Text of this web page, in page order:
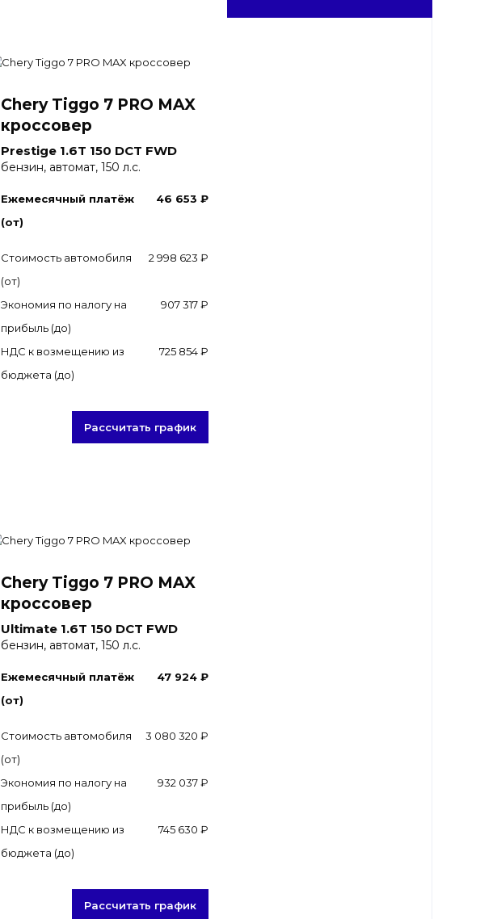
Chery Tiggo 7 PRO MAX
кроссовер
Prestige 1.6T 150 DCT FWD
бензин, автомат, 150 л.с.
Ежемесячный платёж
(от)
46 653 ₽
Стоимость автомобиля
(от)
2 998 623 ₽
Экономия по налогу на
прибыль (до)
907 317 ₽
НДС к возмещению из
бюджета (до)
725 854 ₽
Рассчитать график
Chery Tiggo 7 PRO MAX
кроссовер
Ultimate 1.6T 150 DCT FWD
бензин, автомат, 150 л.с.
Ежемесячный платёж
(от)
47 924 ₽
Стоимость автомобиля
(от)
3 080 320 ₽
Экономия по налогу на
прибыль (до)
932 037 ₽
НДС к возмещению из
бюджета (до)
745 630 ₽
Рассчитать график